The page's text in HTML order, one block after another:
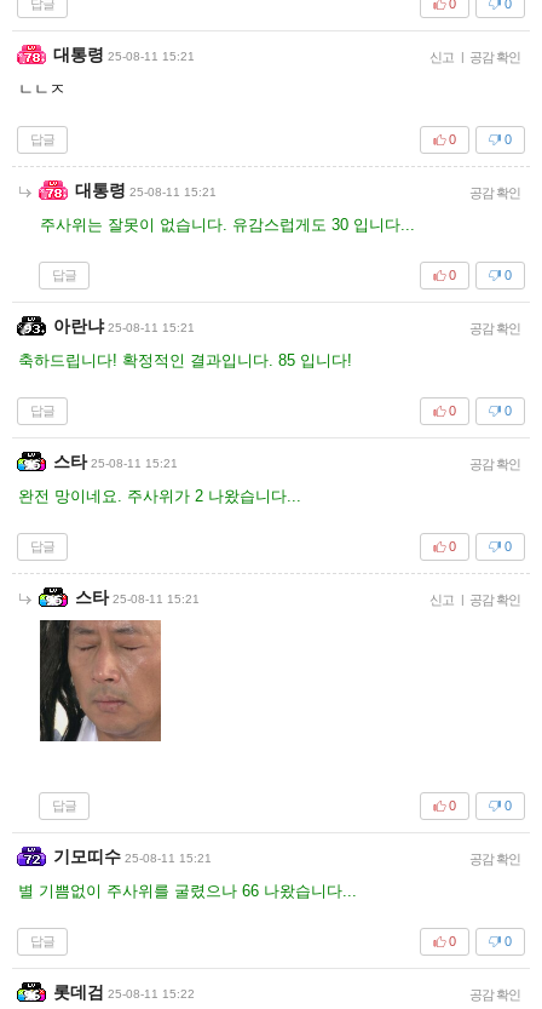
답글 0
0
대통령 25-08-11 15:21 신고 | 공감 확인
ㄴㄴㅈ
답글 0
0
대통령 25-08-11 15:21 공감 확인
주사위는 잘못이 없습니다. 유감스럽게도 30 입니다...
답글 0
0
아란냐 25-08-11 15:21 공감 확인
축하드립니다! 확정적인 결과입니다. 85 입니다!
답글 0
0
스타 25-08-11 15:21 공감 확인
완전 망이네요. 주사위가 2 나왔습니다...
답글 0
0
스타 25-08-11 15:21 신고 | 공감 확인
답글 0
0
기모띠수 25-08-11 15:21 공감 확인
별 기쁨없이 주사위를 굴렸으나 66 나왔습니다...
답글 0
0
롯데검 25-08-11 15:22 공감 확인